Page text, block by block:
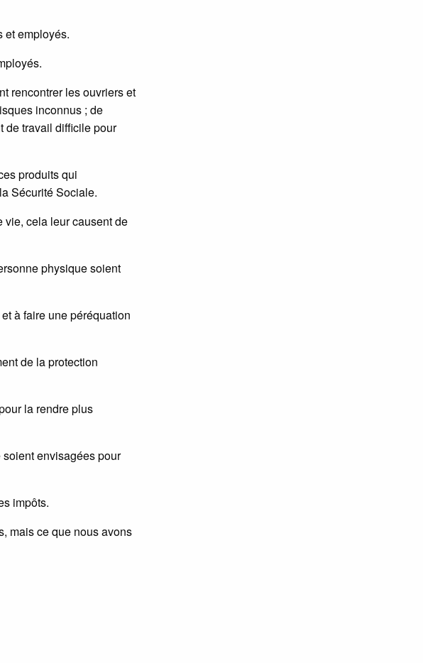
et employés.
rencontrer les ouvriers et
inconnus ; de
de travail difficile pour
produits qui
Sécurité Sociale.
vie, cela leur causent de
physique soient
à faire une péréquation
de la protection
la rendre plus
envisagées pour
impôts.
mais ce que nous avons